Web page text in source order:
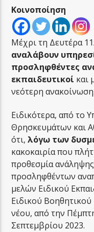
LA FAMIGLIA
Κοινοποίηση
Μέχρι τη Δευτέρα
αναλάβουν
προσληφθέντες
εκπαιδευτικοί και
νεότερη ανακοίνωση.
Ειδικότερα, από το
Θρησκευμάτων και
ότι,λόγω των
κακοκαιρία που
προθεσμία
προσληφθέντων
μελών Ειδικού
Ειδικού
νέου, από την
Σεπτεμβρίου 2023.